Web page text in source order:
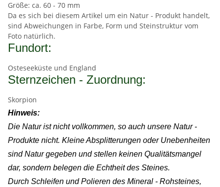
Größe: ca. 60 - 70 mm
Da es sich bei diesem Artikel um ein Natur - Produkt handelt,
sind Abweichungen in Farbe, Form und Steinstruktur vom
Foto natürlich.
Fundort:
Osteseeküste und England
Sternzeichen - Zuordnung:
Skorpion
Hinweis:
Die Natur ist nicht vollkommen, so auch unsere Natur -
Produkte nicht. Kleine Absplitterungen oder Unebenheiten
sind Natur gegeben und stellen keinen Qualitätsmangel
dar, sondern belegen die Echtheit des Steines.
Durch Schleifen und Polieren des Mineral - Rohsteines,